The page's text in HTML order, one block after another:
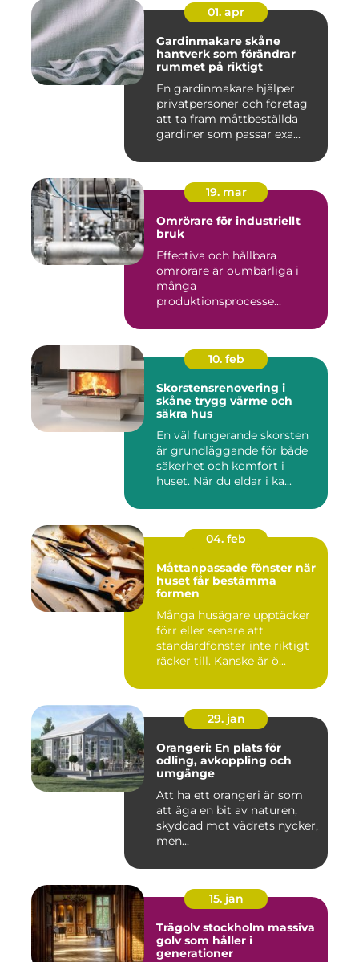
01. apr
Gardinmakare skåne
hantverk som förändrar
rummet på riktigt
En gardinmakare hjälper
privatpersoner och företag
att ta fram måttbeställda
gardiner som passar exa...
19. mar
Omrörare för industriellt
bruk
Effectiva och hållbara
omrörare är oumbärliga i
många
produktionsprocesse...
10. feb
Skorstensrenovering i
skåne trygg värme och
säkra hus
En väl fungerande skorsten
är grundläggande för både
säkerhet och komfort i
huset. När du eldar i ka...
04. feb
Måttanpassade fönster när
huset får bestämma
formen
Många husägare upptäcker
förr eller senare att
standardfönster inte riktigt
räcker till. Kanske är ö...
29. jan
Orangeri: En plats för
odling, avkoppling och
umgänge
Att ha ett orangeri är som
att äga en bit av naturen,
skyddad mot vädrets nycker,
men...
15. jan
Trägolv stockholm massiva
golv som håller i
generationer